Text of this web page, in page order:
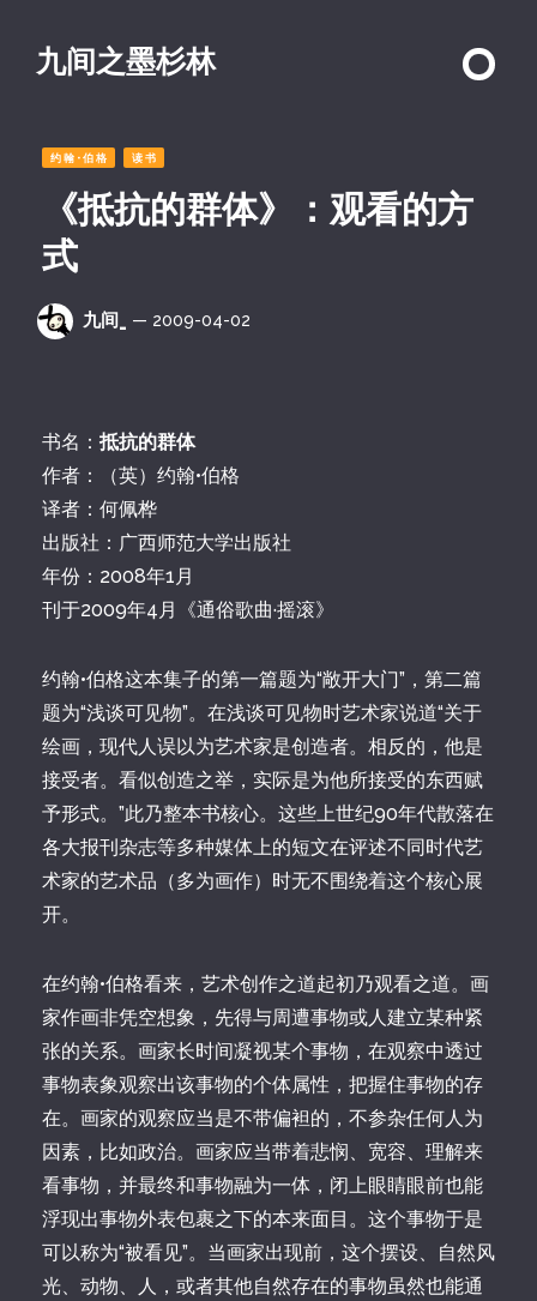
九间之墨杉林
约翰·伯格 读书
《抵抗的群体》：观看的方
式
九间_ — 2009-04-02
书名： 抵抗的群体
作者：（英）约翰•伯格
译者：何佩桦
出版社：广西师范大学出版社
年份：2008年1月
刊于2009年4月《通俗歌曲·摇滚》
约翰•伯格这本集子的第一篇题为“敞开大门”，第二篇
题为“浅谈可见物”。在浅谈可见物时艺术家说道“关于
绘画，现代人误以为艺术家是创造者。相反的，他是
接受者。看似创造之举，实际是为他所接受的东西赋
予形式。”此乃整本书核心。这些上世纪90年代散落在
各大报刊杂志等多种媒体上的短文在评述不同时代艺
术家的艺术品（多为画作）时无不围绕着这个核心展
开。
在约翰•伯格看来，艺术创作之道起初乃观看之道。画
家作画非凭空想象，先得与周遭事物或人建立某种紧
张的关系。画家长时间凝视某个事物，在观察中透过
事物表象观察出该事物的个体属性，把握住事物的存
在。画家的观察应当是不带偏袒的，不参杂任何人为
因素，比如政治。画家应当带着悲悯、宽容、理解来
看事物，并最终和事物融为一体，闭上眼睛眼前也能
浮现出事物外表包裹之下的本来面目。这个事物于是
可以称为“被看见”。当画家出现前，这个摆设、自然风
光、动物、人，或者其他自然存在的事物虽然也能通